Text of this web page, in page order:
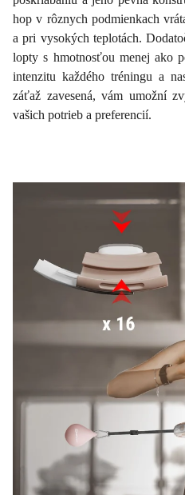
hop v rôznych podmienkach
a pri vysokých teplotách.
lopty s hmotnosťou menej ako
intenzitu každého tréningu a
záťaž zavesená, vám umožní
vašich potrieb a preferencií.